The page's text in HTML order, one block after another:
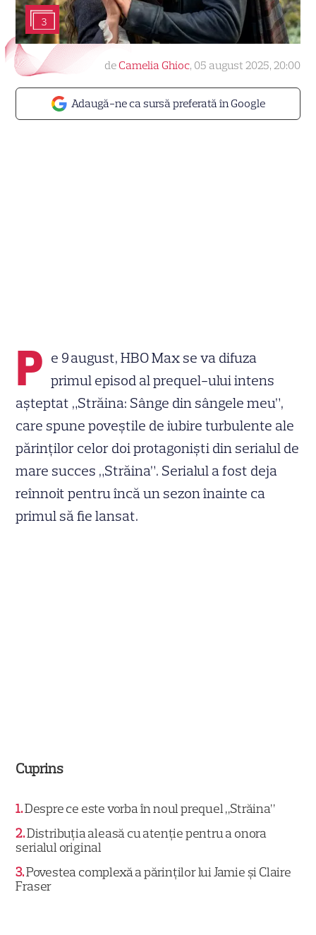
3
Adaugă-ne ca sursă preferată în Google
deCamelia Ghioc, 05 august 2025, 20:00
P e 9 august, HBO Max se va difuza
primul episod al prequel-ului intens
aşteptat „Străina: Sânge din sângele meu”,
care spune poveștile de iubire turbulente ale
părinților celor doi protagoniști din serialul de
mare succes „Străina”. Serialul a fost deja
reînnoit pentru încă un sezon înainte ca
primul să fie lansat.
Cuprins
1 Despre ce este vorba în noul prequel „Străina”
2 Distribuția aleasă cu atenție pentru a onora
serialul original
3 Povestea complexă a părinților lui Jamie și Claire
Fraser